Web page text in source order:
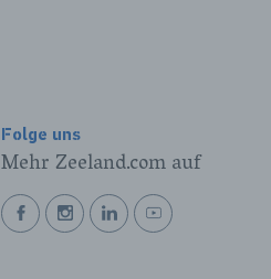
Folge uns
Mehr Zeeland.com auf
BEKIJKBEKIJKBEKIJKBEKIJK